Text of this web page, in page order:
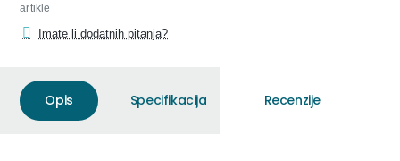
artikle
Imate li dodatnih pitanja?
Opis Specifikacija Recenzije